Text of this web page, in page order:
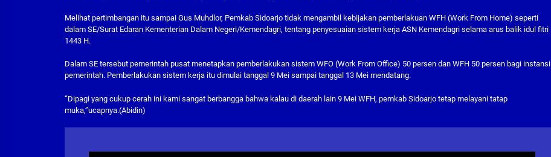
Melihat pertimbangan itu sampai Gus Muhdlor, Pemkab Sidoarjo tidak mengambil kebijakan pemberlakuan WFH (Work From Home) seperti
dalam SE/Surat Edaran Kementerian Dalam Negeri/Kemendagri, tentang penyesuaian sistem kerja ASN Kemendagri selama arus balik idul fitri
1443 H.
Dalam SE tersebut pemerintah pusat menetapkan pemberlakukan sistem WFO (Work From Office) 50 persen dan WFH 50 persen bagi instansi
pemerintah. Pemberlakukan sistem kerja itu dimulai tanggal 9 Mei sampai tanggal 13 Mei mendatang.
“Dipagi yang cukup cerah ini kami sangat berbangga bahwa kalau di daerah lain 9 Mei WFH, pemkab Sidoarjo tetap melayani tatap
muka,”ucapnya.(Abidin)